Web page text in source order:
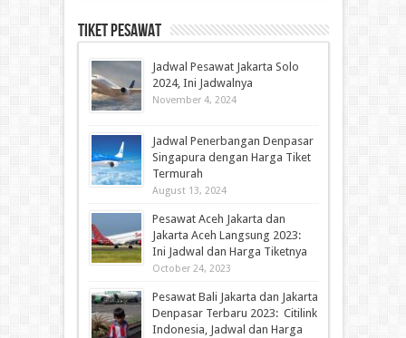
Tiket Pesawat
Jadwal Pesawat Jakarta Solo
2024, Ini Jadwalnya
November 4, 2024
Jadwal Penerbangan Denpasar
Singapura dengan Harga Tiket
Termurah
August 13, 2024
Pesawat Aceh Jakarta dan
Jakarta Aceh Langsung 2023:
Ini Jadwal dan Harga Tiketnya
October 24, 2023
Pesawat Bali Jakarta dan Jakarta
Denpasar Terbaru 2023: Citilink
Indonesia, Jadwal dan Harga